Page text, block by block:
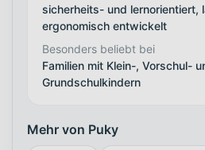
sicherheits- und lernorientiert,
ergonomisch entwickelt
Besonders beliebt bei
Familien mit Klein-, Vorschul-
Grundschulkindern
Mehr von Puky